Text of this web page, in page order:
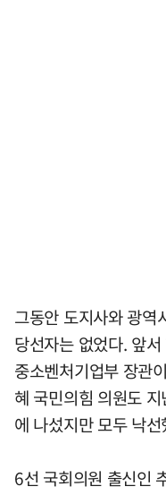
그동안 도지사와 광역
당선자는 없었다. 앞
중소벤처기업부 장관
혜 국민의힘 의원도
에 나섰지만 모두 낙선
6선 국회의원 출신인